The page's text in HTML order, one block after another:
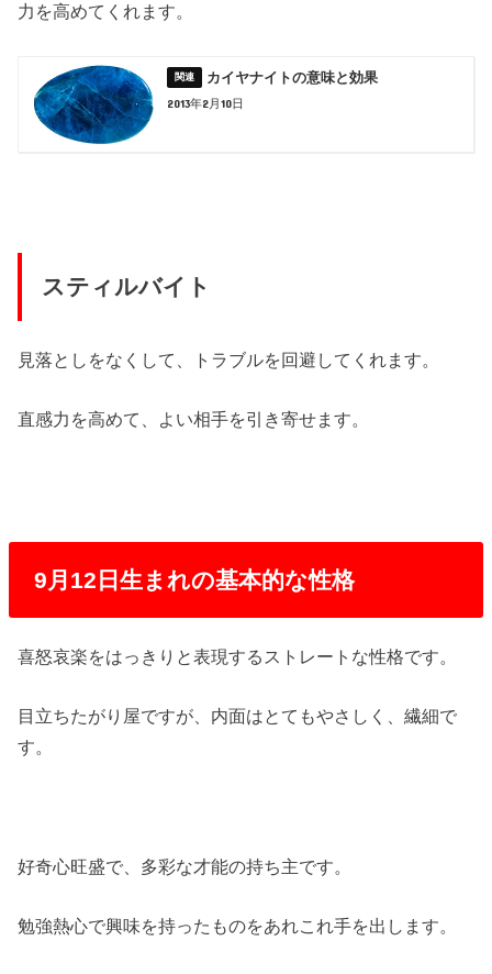
力を高めてくれます。
カイヤナイトの意味と効果
2013年2月10日
スティルバイト
見落としをなくして、トラブルを回避してくれます。
直感力を高めて、よい相手を引き寄せます。
9月12日生まれの基本的な性格
喜怒哀楽をはっきりと表現するストレートな性格です。
目立ちたがり屋ですが、内面はとてもやさしく、繊細で
す。
好奇心旺盛で、多彩な才能の持ち主です。
勉強熱心で興味を持ったものをあれこれ手を出します。